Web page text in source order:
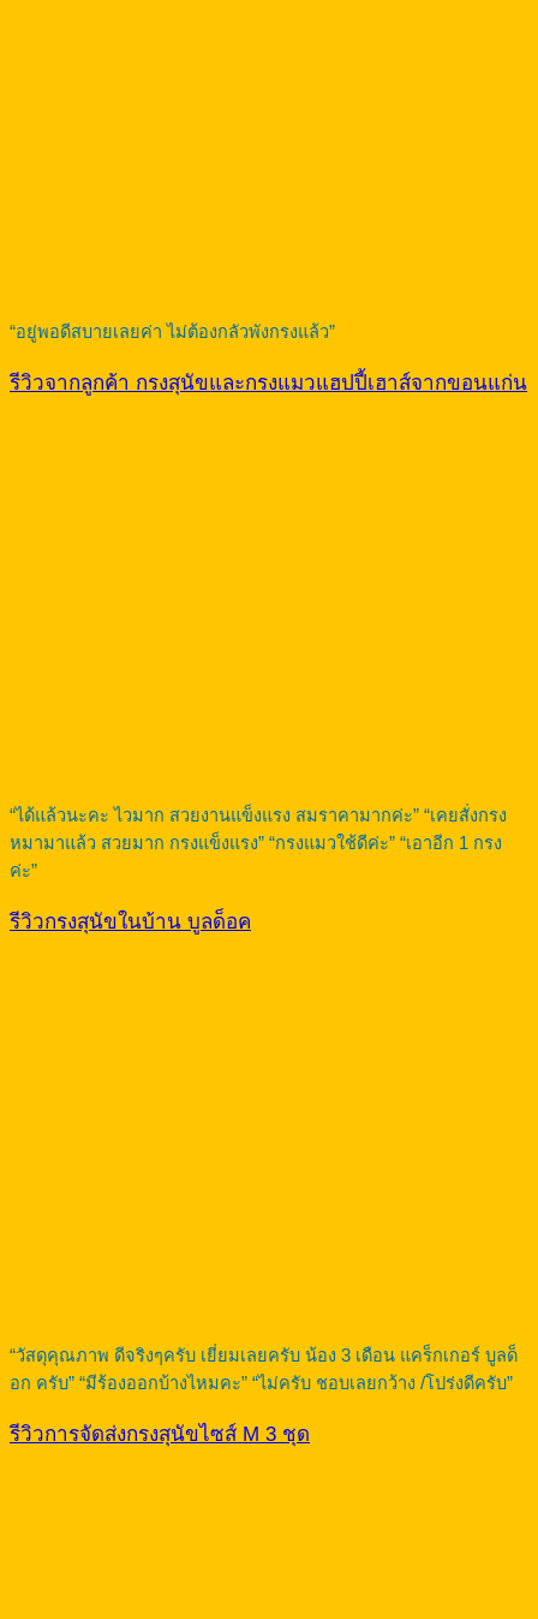
“อยู่พอดีสบายเลยค่า ไม่ต้องกลัวพังกรงแล้ว”
รีวิวจากลูกค้า กรงสุนัขและกรงแมวแฮปปี้เฮาส์จากขอนแก่น
“ได้แล้วนะคะ ไวมาก สวยงานแข็งแรง สมราคามากค่ะ” “เคยสั่งกรง
หมามาแล้ว สวยมาก กรงแข็งแรง” “กรงแมวใช้ดีค่ะ” “เอาอีก 1 กรง
ค่ะ”
รีวิวกรงสุนัขในบ้าน บูลด็อค
“วัสดุคุณภาพ ดีจริงๆครับ เยี่ยมเลยครับ น้อง 3 เดือน แคร็กเกอร์ บูลด็
อก ครับ” “มีร้องออกบ้างไหมคะ” “ไม่ครับ ชอบเลยกว้าง /โปร่งดีครับ”
รีวิวการจัดส่งกรงสุนัขไซส์ M 3 ชุด